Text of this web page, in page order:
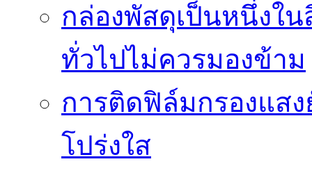
กล่องพัสดุเป็นหนึ่งใ
ทั่วไปไม่ควรมองข้าม
การติดฟิล์มกรองแส
โปร่งใส